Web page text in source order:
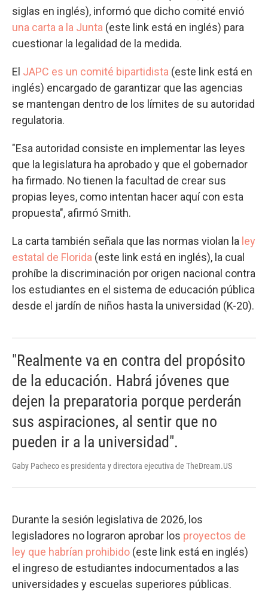
siglas en inglés), informó que dicho comité envió
una carta a la Junta (este link está en inglés) para
cuestionar la legalidad de la medida.
El JAPC es un comité bipartidista (este link está en
inglés) encargado de garantizar que las agencias
se mantengan dentro de los límites de su autoridad
regulatoria.
"Esa autoridad consiste en implementar las leyes
que la legislatura ha aprobado y que el gobernador
ha firmado. No tienen la facultad de crear sus
propias leyes, como intentan hacer aquí con esta
propuesta", afirmó Smith.
La carta también señala que las normas violan la ley
estatal de Florida (este link está en inglés), la cual
prohíbe la discriminación por origen nacional contra
los estudiantes en el sistema de educación pública
desde el jardín de niños hasta la universidad (K-20).
"Realmente va en contra del propósito
de la educación. Habrá jóvenes que
dejen la preparatoria porque perderán
sus aspiraciones, al sentir que no
pueden ir a la universidad".
Gaby Pacheco es presidenta y directora ejecutiva de TheDream.US
Durante la sesión legislativa de 2026, los
legisladores no lograron aprobar los proyectos de
ley que habrían prohibido (este link está en inglés)
el ingreso de estudiantes indocumentados a las
universidades y escuelas superiores públicas.